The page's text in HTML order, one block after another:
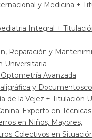
y Medicina +
Integral +
Reparación y
Universitaria
Avanzada
y
de la Vejez + Titulación
Experto en Técnicas
en Niños, Mayores,
Colectivos en